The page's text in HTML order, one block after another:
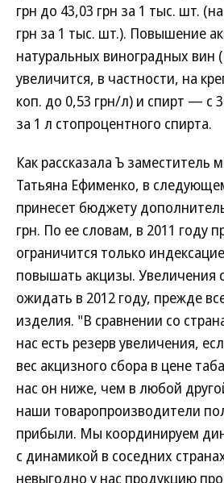
грн до 43,03 грн за 1 тыс. шт.
грн за 1 тыс. шт.). Повышение
натуральных виноградных вин
увеличится, в частности, на
коп. до 0,53 грн/л) и спирт — с
за 1 л стопроцентного спирта.
Как рассказала Ъ заместитель
Татьяна Ефименко, в
принесет бюджету
грн. По ее словам, в 2011 году
ограничится только
повышать акцизы. Увеличения
ожидать в 2012 году, прежде
изделия. "В сравнении со
нас есть резерв увеличения,
вес акцизного сбора в цене
нас он ниже, чем в любой
наши товаропроизводители
прибыли. Мы координируем
с динамикой в соседних
невыгодно у нас продукцию